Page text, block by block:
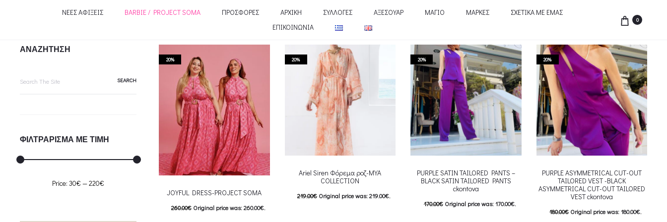
ΝΕΕΣ ΑΦΙΞΕΙΣ BARBIE / PROJECT SOMA ΠΡΟΣΦΟΡΕΣ ΑΡΧΙΚΗ ΣΥΛΛΟΓΕΣ ΑΞΕΣΟΥΑΡ ΜΑΓΙΟ ΜΑΡΚΕΣ
ΣΧΕΤΙΚΑ ΜΕ ΕΜΑΣ
ΕΠΙΚΟΙΝΩΝΙΑ
0
20%
JOYFUL DRESS-PROJECT SOMA
260.00€ Original price was: 260.00€.
20%
Ariel Siren Φόρεμα ροζ-MYA
COLLECTION
219.00€ Original price was: 219.00€.
20%
PURPLE SATIN TAILORED PANTS –
BLACK SATIN TAILORED PANTS
ckontova
170.00€ Original price was: 170.00€.
20%
PURPLE ASYMMETRICAL CUT-OUT
TAILORED VEST -BLACK
ASYMMETRICAL CUT-OUT TAILORED
VEST ckontova
180.00€ Original price was: 180.00€.
ΑΝΑΖΗΤΗΣΗ
ΦΙΛΤΡΑΡΙΣΜΑ ΜΕ ΤΙΜΗ
Min
Max
Price: 30€ —220€